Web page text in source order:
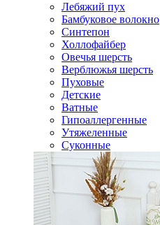
Лебяжий пух
Бамбуковое волокно
Синтепон
Холлофайбер
Овечья шерсть
Верблюжья шерсть
Пуховые
Детские
Ватные
Гипоаллергенные
Утяжеленные
Суконные